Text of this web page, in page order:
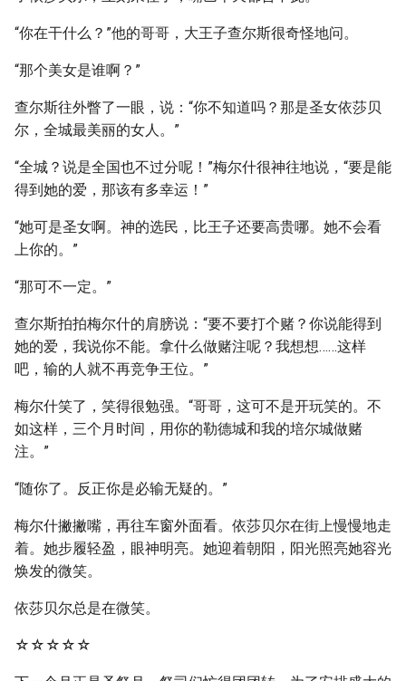
“你在干什么？”他的哥哥，大王子查尔斯很奇怪地问。
“那个美女是谁啊？”
查尔斯往外瞥了一眼，说：“你不知道吗？那是圣女依莎贝
尔，全城最美丽的女人。”
“全城？说是全国也不过分呢！”梅尔什很神往地说，“要是能
得到她的爱，那该有多幸运！”
“她可是圣女啊。神的选民，比王子还要高贵哪。她不会看
上你的。”
“那可不一定。”
查尔斯拍拍梅尔什的肩膀说：“要不要打个赌？你说能得到
她的爱，我说你不能。拿什么做赌注呢？我想想……这样
吧，输的人就不再竞争王位。”
梅尔什笑了，笑得很勉强。“哥哥，这可不是开玩笑的。不
如这样，三个月时间，用你的勒德城和我的培尔城做赌
注。”
“随你了。反正你是必输无疑的。”
梅尔什撇撇嘴，再往车窗外面看。依莎贝尔在街上慢慢地走
着。她步履轻盈，眼神明亮。她迎着朝阳，阳光照亮她容光
焕发的微笑。
依莎贝尔总是在微笑。
☆☆☆☆☆